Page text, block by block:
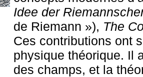
Idee der
de Riemann »), The
Ces contributions ont
physique théorique. Il
des champs, et la